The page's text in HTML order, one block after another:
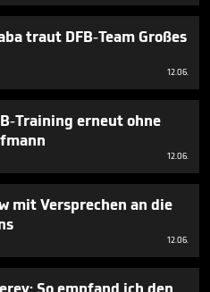
traut DFB-Team Großes
12.06.
Training erneut ohne
12.06.
mit Versprechen an die
12.06.